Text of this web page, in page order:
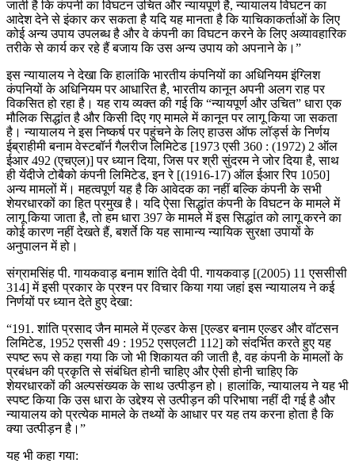
जाती है कि कंपनी का विघटन उचित और न्यायपूर्ण है, न्यायालय विघटन का
आदेश देने से इंकार कर सकता है यदि यह मानता है कि याचिकाकर्ताओं के लिए
कोई अन्य उपाय उपलब्ध है और वे कंपनी का विघटन करने के लिए अव्यावहारिक
तरीके से कार्य कर रहे हैं बजाय कि उस अन्य उपाय को अपनाने के।”
इस न्यायालय ने देखा कि हालांकि भारतीय कंपनियों का अधिनियम इंग्लिश
कंपनियों के अधिनियम पर आधारित है, भारतीय कानून अपनी अलग राह पर
विकसित हो रहा है। यह राय व्यक्त की गई कि “न्यायपूर्ण और उचित” धारा एक
मौलिक सिद्धांत है और किसी दिए गए मामले में कानून पर लागू किया जा सकता
है। न्यायालय ने इस निष्कर्ष पर पहुंचने के लिए हाउस ऑफ लॉर्ड्स के निर्णय
ईब्राहीमी बनाम वेस्टबॉर्न गैलरीज लिमिटेड [1973 एसी 360 : (1972) 2 ऑल
ईआर 492 (एचएल)] पर ध्यान दिया, जिस पर श्री सुंदरम ने जोर दिया है, साथ
ही येंदीजे टोबैको कंपनी लिमिटेड, इन रे [(1916-17) ऑल ईआर रिप 1050]
अन्य मामलों में। महत्वपूर्ण यह है कि आवेदक का नहीं बल्कि कंपनी के सभी
शेयरधारकों का हित प्रमुख है। यदि ऐसा सिद्धांत कंपनी के विघटन के मामले में
लागू किया जाता है, तो हम धारा 397 के मामले में इस सिद्धांत को लागू करने का
कोई कारण नहीं देखते हैं, बशर्ते कि यह सामान्य न्यायिक सुरक्षा उपायों के
अनुपालन में हो।
संग्रामसिंह पी. गायकवाड़ बनाम शांति देवी पी. गायकवाड़ [(2005) 11 एससीसी
314] में इसी प्रकार के प्रश्न पर विचार किया गया जहां इस न्यायालय ने कई
निर्णयों पर ध्यान देते हुए देखा:
“191. शांति प्रसाद जैन मामले में एल्डर केस [एल्डर बनाम एल्डर और वॉटसन
लिमिटेड, 1952 एससी 49 : 1952 एसएलटी 112] को संदर्भित करते हुए यह
स्पष्ट रूप से कहा गया कि जो भी शिकायत की जाती है, वह कंपनी के मामलों के
प्रबंधन की प्रकृति से संबंधित होनी चाहिए और ऐसी होनी चाहिए कि
शेयरधारकों की अल्पसंख्यक के साथ उत्पीड़न हो। हालांकि, न्यायालय ने यह भी
स्पष्ट किया कि उस धारा के उद्देश्य से उत्पीड़न की परिभाषा नहीं दी गई है और
न्यायालय को प्रत्येक मामले के तथ्यों के आधार पर यह तय करना होता है कि
क्या उत्पीड़न है।”
यह भी कहा गया: